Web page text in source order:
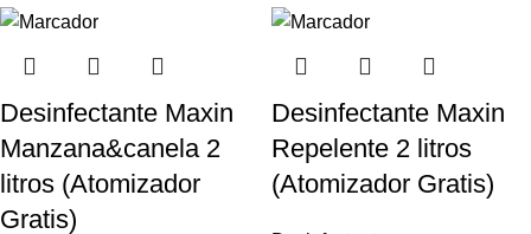
Desinfectante Maxin
Manzana&canela 2
litros (Atomizador
Gratis)
Desinfectante Maxin
Repelente 2 litros
(Atomizador Gratis)